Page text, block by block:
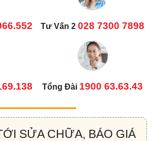
Tư Vấn 2 028 7300 7898
Tổng Đài 1900 63.63.43
SỬA CHỮA, BÁO GIÁ